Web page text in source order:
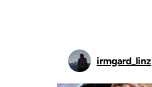
irmgard_linz